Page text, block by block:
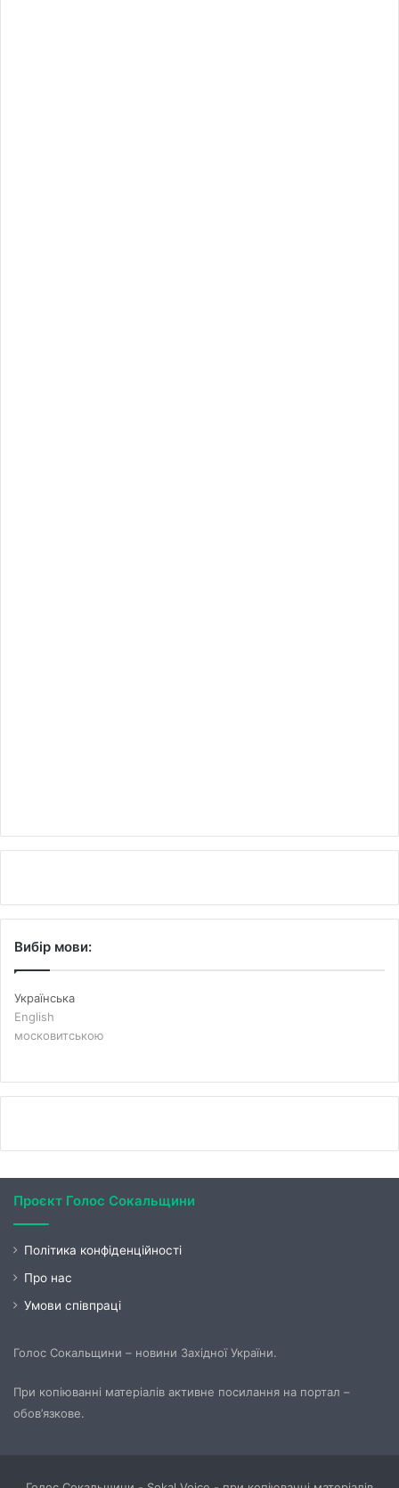
Вибір мови:
Українська
English
московитською
Проєкт Голос Сокальщини
Політика конфіденційності
Про нас
Умови співпраці
Голос Сокальщини – новини Західної України.
При копіюванні матеріалів активне посилання на портал –
обов’язкове.